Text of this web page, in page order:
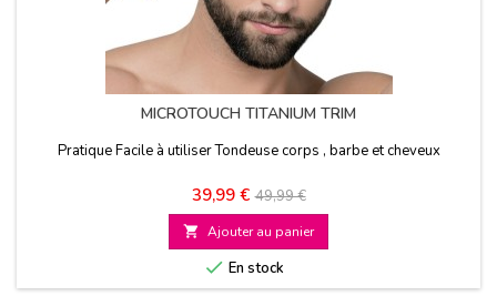
MICROTOUCH TITANIUM TRIM
Pratique Facile à utiliser Tondeuse corps , barbe et cheveux
Prix
39,99 € Prix
de
base
49,99 €
 Ajouter au panier
 En stock